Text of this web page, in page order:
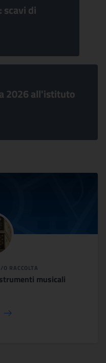
scavi di
2026 all'istituto
RACCOLTA
musicali